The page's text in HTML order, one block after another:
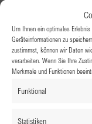
Um Ihnen ein optimales
Geräteinformationen zu
zustimmst, können wir Daten
verarbeiten. Wenn Sie Ihre
Merkmale und Funktionen
Funktional
Statistiken